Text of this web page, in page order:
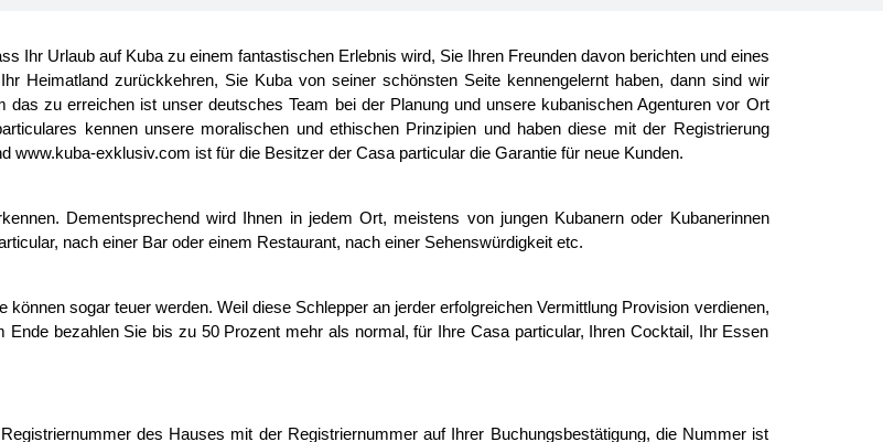
Ihr Urlaub auf Kuba zu einem fantastischen Erlebnis wird, Sie Ihren Freunden davon berichten und eines
Heimatland zurückkehren, Sie Kuba von seiner schönsten Seite kennengelernt haben, dann sind wir
zu erreichen ist unser deutsches Team bei der Planung und unsere kubanischen Agenturen vor Ort
kennen unsere moralischen und ethischen Prinzipien und haben diese mit der Registrierung
exklusiv.com ist für die Besitzer der Casa particular die Garantie für neue Kunden.
Dementsprechend wird Ihnen in jedem Ort, meistens von jungen Kubanern oder Kubanerinnen
nach einer Bar oder einem Restaurant, nach einer Sehenswürdigkeit etc.
sogar teuer werden. Weil diese Schlepper an jerder erfolgreichen Vermittlung Provision verdienen,
bezahlen Sie bis zu 50 Prozent mehr als normal, für Ihre Casa particular, Ihren Cocktail, Ihr Essen
des Hauses mit der Registriernummer auf Ihrer Buchungsbestätigung, die Nummer ist